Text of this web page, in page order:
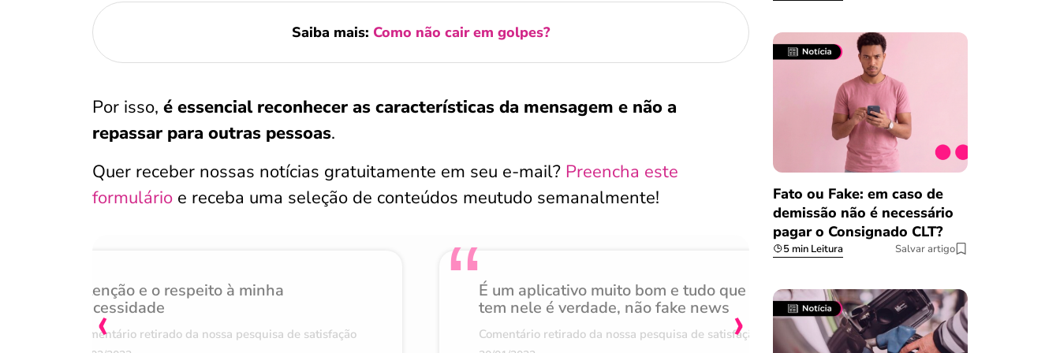
Saiba mais: Como não cair em golpes?
Por isso, é essencial reconhecer as características da mensagem e não a
repassar para outras pessoas.
Quer receber nossas notícias gratuitamente em seu e-mail? Preencha este
formulário e receba uma seleção de conteúdos meutudo semanalmente!
Atenção e o respeito à minha
necessidade
Comentário retirado da nossa pesquisa de satisfação
É um aplicativo muito bom e tudo que
tem nele é verdade, não fake news
Comentário retirado da nossa pesquisa de satisfação
Achei muito rápido,
burocracia
Comentário retirado da nossa
‹ ›
Fato ou Fake: em caso de
demissão não é necessário
pagar o Consignado CLT?
5 min Leitura Salvar artigo